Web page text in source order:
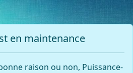
en maintenance
raison ou non, Puissance-